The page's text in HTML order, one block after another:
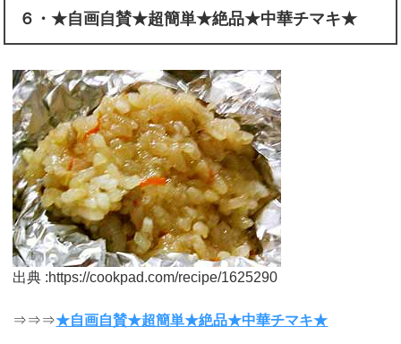
６・★自画自賛★超簡単★絶品★中華チマキ★
出典 :https://cookpad.com/recipe/1625290
⇒⇒⇒★自画自賛★超簡単★絶品★中華チマキ★